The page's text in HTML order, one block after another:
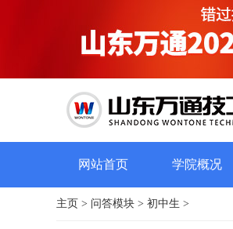
网站首页 学院概况
主页 > 问答模块 > 初中生 >